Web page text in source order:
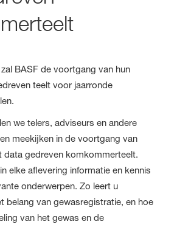
BASF de voortgang van hun
teelt voor jaarronde
we telers, adviseurs en andere
meekijken in de voortgang van
data gedreven komkommerteelt.
elke aflevering informatie en kennis
onderwerpen. Zo leert u
belang van gewasregistratie, en hoe
van het gewas en de